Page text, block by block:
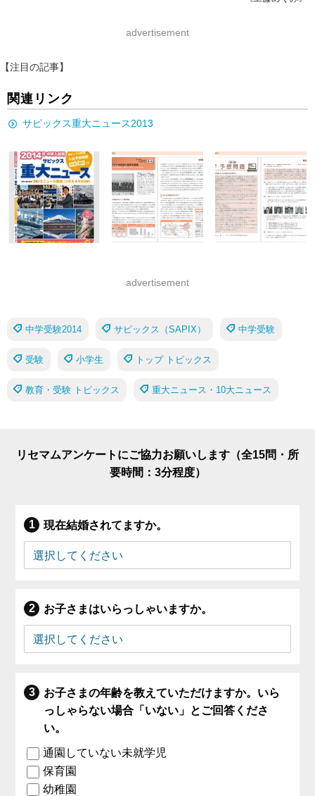
advertisement
【注目の記事】
関連リンク
サピックス重大ニュース2013
advertisement
中学受験2014 サピックス（SAPIX） 中学受験
受験 小学生 トップ トピックス
教育・受験 トピックス 重大ニュース・10大ニュース
リセマムアンケートにご協力お願いします（全15問・所
要時間：3分程度）
現在結婚されてますか。
お子さまはいらっしゃいますか。
お子さまの年齢を教えていただけますか。いら
っしゃらない場合「いない」とご回答くださ
い。
通園していない未就学児
保育園
幼稚園